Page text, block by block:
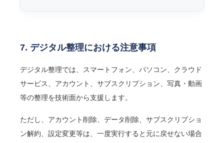
7. デジタル整理における注意事項
デジタル整理では、スマートフォン、パソコン、クラウド
サービス、アカウント、サブスクリプション、写真・動画
等の整理を技術面から支援します。
ただし、アカウント削除、データ削除、サブスクリプショ
ン解約、設定変更等は、一度実行すると元に戻せない場合